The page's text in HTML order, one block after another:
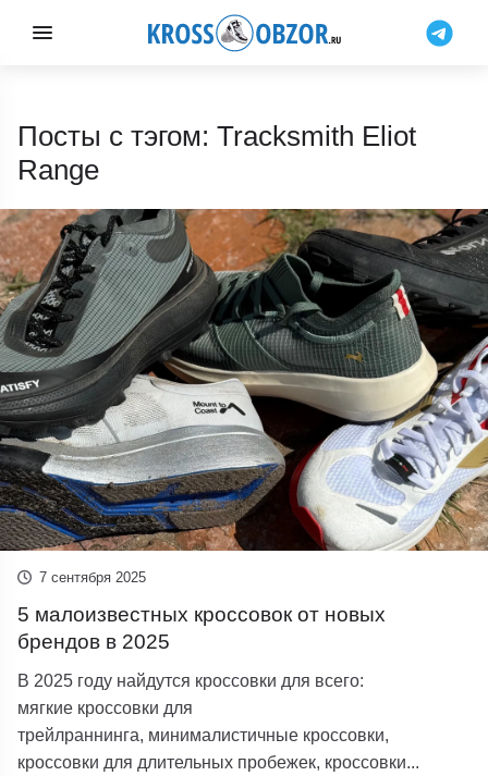
Посты с тэгом: Tracksmith Eliot
Range
7 сентября 2025
5 малоизвестных кроссовок от новых
брендов в 2025
В 2025 году найдутся кроссовки для всего:
мягкие кроссовки для
трейлраннинга, минималистичные кроссовки,
кроссовки для длительных пробежек, кроссовки...